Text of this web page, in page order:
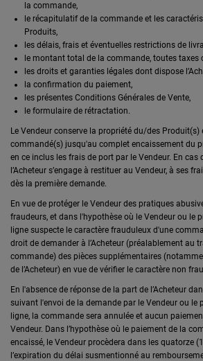
la commande,
le récapitulatif de la commande et les
Produits,
les délais, frais et éventuelles restrictions de
le montant total de la commande, toutes taxes
les droits et garanties légales dont dispose
la confirmation du paiement,
les présentes Conditions Générales de Vente,
le formulaire de rétractation.
Le Vendeur conserve la propriété du/des Produit(s)
commandé(s) jusqu'au complet encaissement du
en ce inclus les frais de port par le Vendeur. En cas
l’Acheteur s’engage à restituer au Vendeur, à ses
dès la première demande.
En vue de protéger le Vendeur des pratiques
fraudeurs, et dans l'hypothèse où le Vendeur ou le
ligne suspecte le caractère frauduleux d'une
droit de demander à l’Acheteur (préalablement au
commande) des pièces supplémentaires
de l’Acheteur) en vue de vérifier le caractère non
En l'absence de réponse de la part de l’Acheteur
suivant l'envoi de la demande par le Vendeur ou le
ligne, la commande sera annulée et aucun
Vendeur. Dans l’hypothèse où le paiement de la
encaissé, le Vendeur procèdera dans les quatorze
l’expiration du délai susmentionné au